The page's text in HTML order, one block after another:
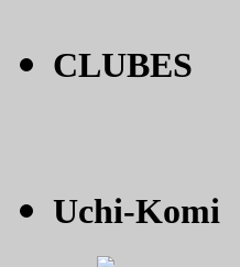
CLUBES
Uchi-Komi